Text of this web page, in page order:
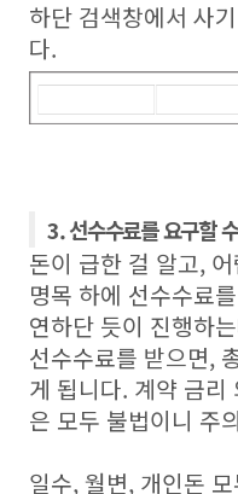
하단 검색창에서 사
다.
3. 선수수료를 요구할
돈이 급한 걸 알고,
명목 하에 선수수료
연하단 듯이 진행하
선수수료를 받으면,
게 됩니다. 계약 금리
은 모두 불법이니 주
일수, 월변, 개인돈